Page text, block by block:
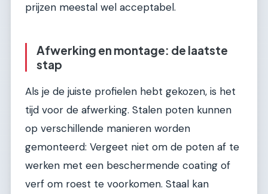
prijzen meestal wel acceptabel.
Afwerking en montage: de laatste
stap
Als je de juiste profielen hebt gekozen, is het
tijd voor de afwerking. Stalen poten kunnen
op verschillende manieren worden
gemonteerd: Vergeet niet om de poten af te
werken met een beschermende coating of
verf om roest te voorkomen. Staal kan